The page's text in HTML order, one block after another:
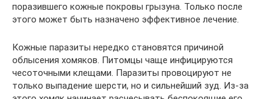
поразившего кожные покровы грызуна. Только после
этого может быть назначено эффективное лечение.
Кожные паразиты нередко становятся причиной
облысения хомяков. Питомцы чаще инфицируются
чесоточными клещами. Паразиты провоцируют не
только выпадение шерсти, но и сильнейший зуд. Из-за